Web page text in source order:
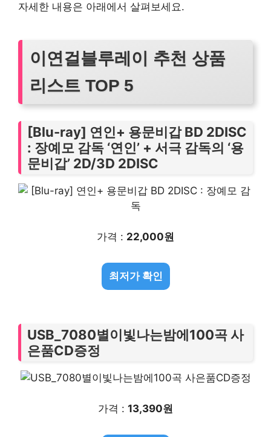
자세한 내용은 아래에서 살펴보세요.
이연걸블루레이 추천 상품
리스트 TOP 5
[Blu-ray] 연인+ 용문비갑 BD 2DISC
: 장예모 감독 ‘연인’ + 서극 감독의 ‘용
문비갑’ 2D/3D 2DISC
가격 : 22,000원
최저가 확인
USB_7080별이빛나는밤에100곡 사
은품CD증정
가격 : 13,390원